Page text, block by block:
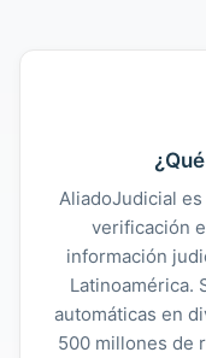
AliadoJudicial
verificación
información
Latinoamérica.
automáticas en
500 millones de